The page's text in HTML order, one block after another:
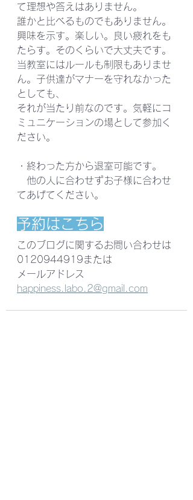
て理想や答えはありません。
誰かと比べるものでもありません。
興味を示す。楽しい。良い疲れをも
たらす。そのくらいで大丈夫です。
当教室にはルールも制限もありませ
ん。子供達がマナーを守れなかった
としても、
それが当たり前なのです。気軽にコ
ミュニケーションの場として参加く
ださい。
・終わった方から退室可能です。
他の人に合わせずお子様に合わせ
てあげてください。
予約はこちら
このブログに関するお問い合わせは
0120944919または
メールアドレス
happiness.labo.2@gmail.com